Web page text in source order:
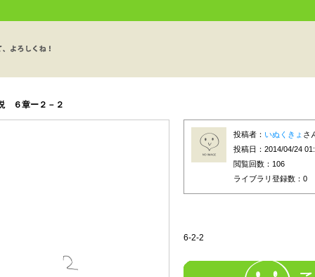
６章ー２－２
投稿者： いぬくきょ さ
投稿日：2014/04/24
閲覧回数：106
ライブラリ登録数： 0
6-2-2